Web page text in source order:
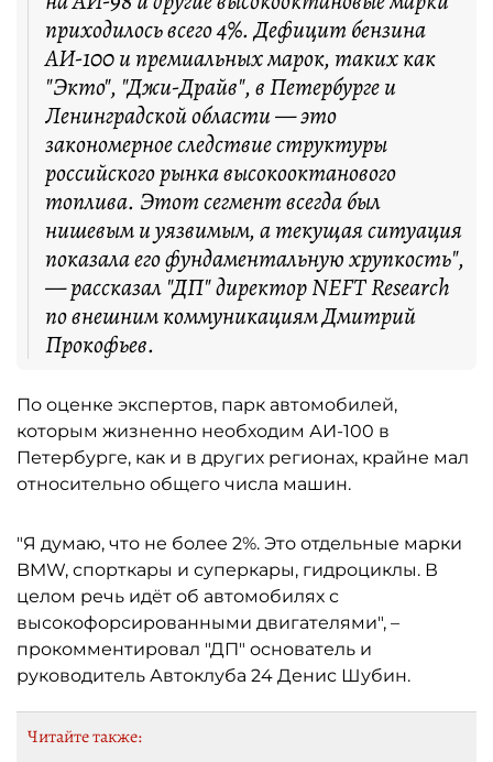
приходилось всего 4%. Дефицит бензина
АИ-100 и премиальных марок, таких как
"Экто", "Джи-Драйв", в Петербурге и
Ленинградской области — это
закономерное следствие структуры
российского рынка высокооктанового
топлива. Этот сегмент всегда был
нишевым и уязвимым, а текущая ситуация
показала его фундаментальную хрупкость",
— рассказал "ДП" директор NEFT Research
по внешним коммуникациям Дмитрий
Прокофьев.
По оценке экспертов, парк автомобилей,
которым жизненно необходим АИ-100 в
Петербурге, как и в других регионах, крайне мал
относительно общего числа машин.
"Я думаю, что не более 2%. Это отдельные марки
BMW, спорткары и суперкары, гидроциклы. В
целом речь идёт об автомобилях с
высокофорсированными двигателями", –
прокомментировал "ДП" основатель и
руководитель Автоклуба 24 Денис Шубин.
Читайте также: